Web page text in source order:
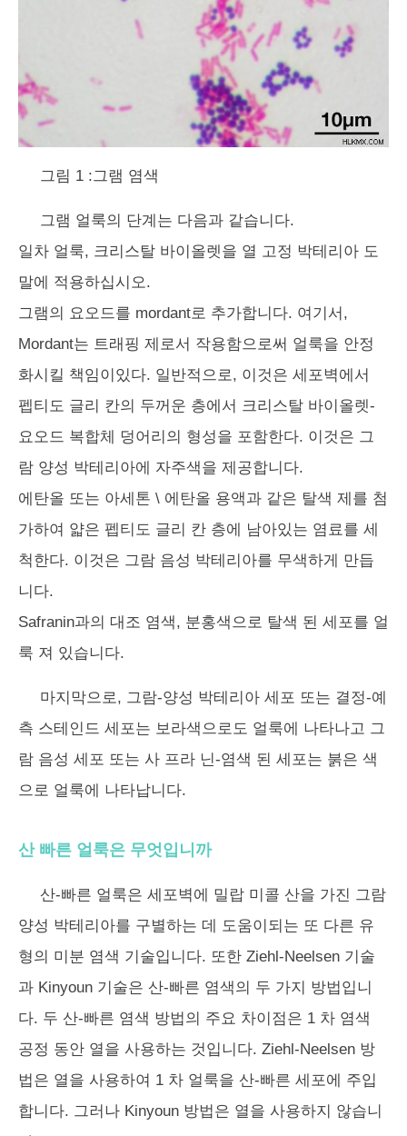
그림 1 :그램 염색
그램 얼룩의 단계는 다음과 같습니다.
일차 얼룩, 크리스탈 바이올렛을 열 고정 박테리아 도
말에 적용하십시오.
그램의 요오드를 mordant로 추가합니다. 여기서,
Mordant는 트래핑 제로서 작용함으로써 얼룩을 안정
화시킬 책임이있다. 일반적으로, 이것은 세포벽에서
펩티도 글리 칸의 두꺼운 층에서 크리스탈 바이올렛-
요오드 복합체 덩어리의 형성을 포함한다. 이것은 그
람 양성 박테리아에 자주색을 제공합니다.
에탄올 또는 아세톤 \ 에탄올 용액과 같은 탈색 제를 첨
가하여 얇은 펩티도 글리 칸 층에 남아있는 염료를 세
척한다. 이것은 그람 음성 박테리아를 무색하게 만듭
니다.
Safranin과의 대조 염색, 분홍색으로 탈색 된 세포를 얼
룩 져 있습니다.
마지막으로, 그람-양성 박테리아 세포 또는 결정-예
측 스테인드 세포는 보라색으로도 얼룩에 나타나고 그
람 음성 세포 또는 사 프라 닌-염색 된 세포는 붉은 색
으로 얼룩에 나타납니다.
산 빠른 얼룩은 무엇입니까
산-빠른 얼룩은 세포벽에 밀랍 미콜 산을 가진 그람
양성 박테리아를 구별하는 데 도움이되는 또 다른 유
형의 미분 염색 기술입니다. 또한 Ziehl-Neelsen 기술
과 Kinyoun 기술은 산-빠른 염색의 두 가지 방법입니
다. 두 산-빠른 염색 방법의 주요 차이점은 1 차 염색
공정 동안 열을 사용하는 것입니다. Ziehl-Neelsen 방
법은 열을 사용하여 1 차 얼룩을 산-빠른 세포에 주입
합니다. 그러나 Kinyoun 방법은 열을 사용하지 않습니